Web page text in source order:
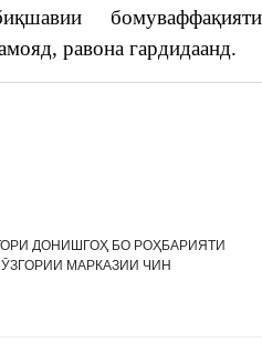
бомуваффақияти
равона гардидаанд.
ДОНИШГОҲ БО РОҲБАРИЯТИ
МАРКАЗИИ ЧИН